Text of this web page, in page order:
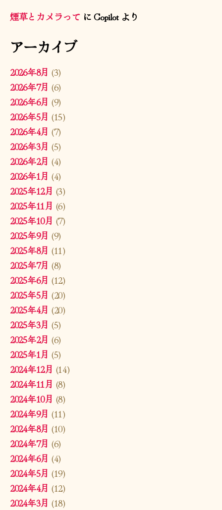
煙草とカメラってにCopilotより
アーカイブ
2026年8月 (3)
2026年7月 (6)
2026年6月 (9)
2026年5月 (15)
2026年4月 (7)
2026年3月 (5)
2026年2月 (4)
2026年1月 (4)
2025年12月 (3)
2025年11月 (6)
2025年10月 (7)
2025年9月 (9)
2025年8月 (11)
2025年7月 (8)
2025年6月 (12)
2025年5月 (20)
2025年4月 (20)
2025年3月 (5)
2025年2月 (6)
2025年1月 (5)
2024年12月 (14)
2024年11月 (8)
2024年10月 (8)
2024年9月 (11)
2024年8月 (10)
2024年7月 (6)
2024年6月 (4)
2024年5月 (19)
2024年4月 (12)
2024年3月 (18)